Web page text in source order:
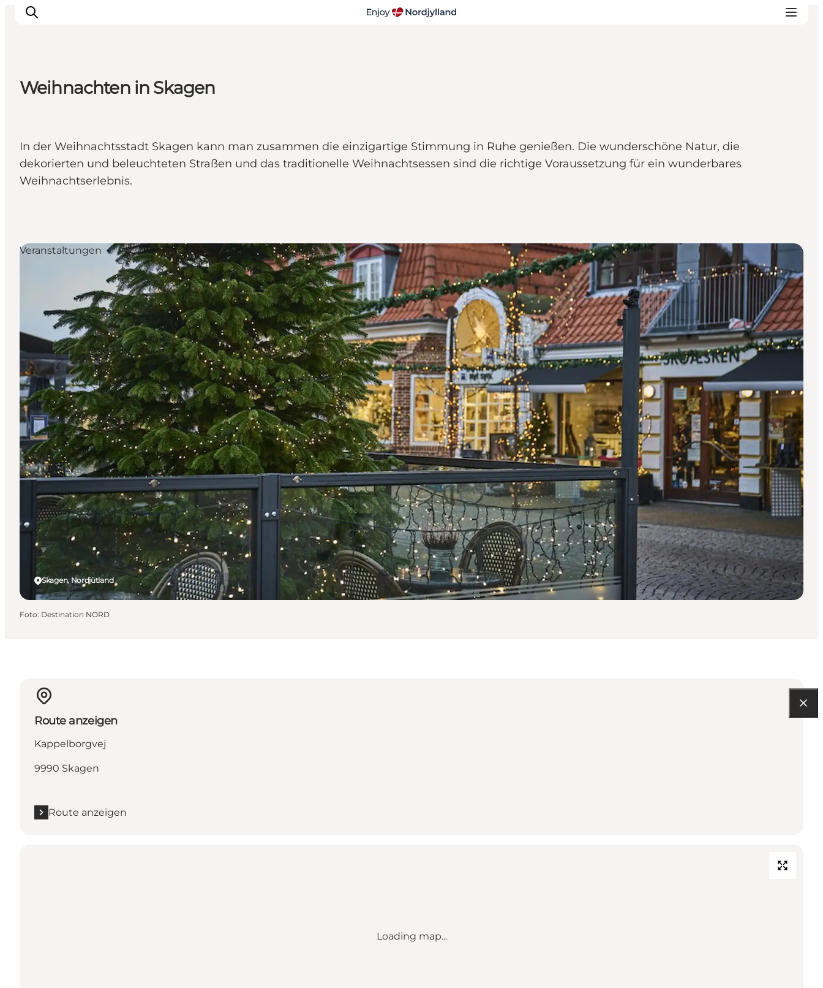
Destinationen
Guides
Veranstaltungen
Weihnachten in Skagen
In der Weihnachtsstadt Skagen kann man zusammen die einzigartige Stimmung in Ruhe genießen. Die wunderschöne Natur, die
dekorierten und beleuchteten Straßen und das traditionelle Weihnachtsessen sind die richtige Voraussetzung für ein wunderbares
Weihnachtserlebnis.
Skagen, Nordjütland
Veranstaltungen
Foto: Destination NORD
Route anzeigen
Kappelborgvej
9990 Skagen
Route anzeigen
Loading map...